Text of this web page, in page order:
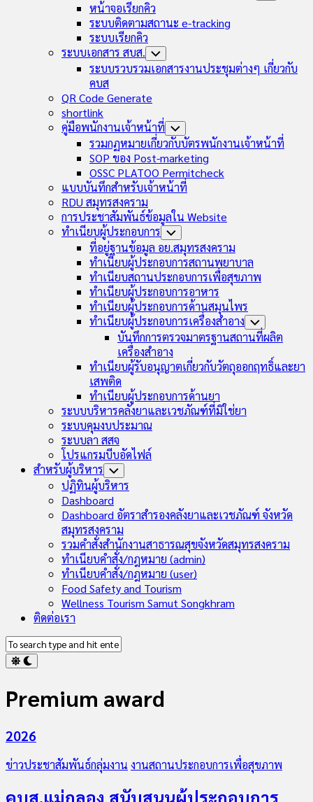
หน้าจอเรียกคิว
ระบบติดตามสถานะ e-tracking
ระบบเรียกคิว
ระบบเอกสาร สบส. Toggle
Child
Menu
ระบบรวบรวมเอกสารงานประชุมต่างๆ เกี่ยวกับ
คบส
QR Code Generate
shortlink
คู่มือพนักงานเจ้าหน้าที่ Toggle
Child
Menu
รวมกฏหมายเกี่ยวกับบัตรพนักงานเจ้าหน้าที่
SOP ของ Post-marketing
OSSC PLATOO Permitcheck
แบบบันทึกสำหรับเจ้าหน้าที่
RDU สมุทรสงคราม
การประชาสัมพันธ์ข้อมูลใน Website
ทำเนียบผู้ประกอบการ Toggle
Child
Menu
ที่อยู่ฐานข้อมูล อย.สมุทรสงคราม
ทำเนียบผู้ประกอบการสถานพยาบาล
ทำเนียบสถานประกอบการเพื่อสุขภาพ
ทำเนียบผู้ประกอบการอาหาร
ทำเนียบผู้ประกอบการด้านสมุนไพร
ทำเนียบผู้ประกอบการเครื่องสำอาง Toggle
Child
Menu
บันทึกการตรวจมาตรฐานสถานที่ผลิต
เครื่องสำอาง
ทำเนียบผู้รับอนุญาตเกี่ยวกับวัตถุออกฤทธิ์และยา
เสพติด
ทำเนียบผู้ประกอบการด้านยา
ระบบบริหารคลังยาและเวชภัณฑ์ที่มิใช่ยา
ระบบคุมงบประมาณ
ระบบลา สสจ
โปรแกรมบีบอัดไฟล์
สำหรับผู้บริหาร Toggle
Child
Menu
ปฏิทินผู้บริหาร
Dashboard
Dashboard อัตราสำรองคลังยาและเวชภัณฑ์ จังหวัด
สมุทรสงคราม
รวมคำสั่งสำนักงานสาธารณสุขจังหวัดสมุทรสงคราม
ทำเนียบคำสั่ง/กฎหมาย (admin)
ทำเนียบคำสั่ง/กฎหมาย (user)
Food Safety and Tourism
Wellness Tourism Samut Songkhram
ติดต่อเรา
Premium award
2026
ข่าวประชาสัมพันธ์กลุ่มงาน งานสถานประกอบการเพื่อสุขภาพ
คบส.แม่กลอง สนับสนุนผู้ประกอบการ